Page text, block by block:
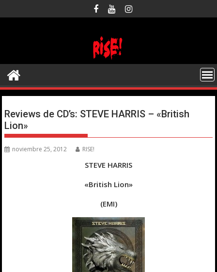
al
Reviews de CD’s: STEVE HARRIS – «British
Lion»
noviembre 25, 2012 RISE!
STEVE HARRIS
«British Lion»
(EMI)